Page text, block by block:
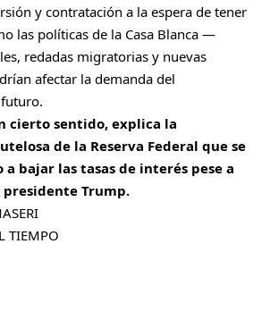
y contratación a la espera de tener
las políticas de la Casa Blanca —
redadas migratorias y nuevas
afectar la demanda del
cierto sentido, explica la
de la Reserva Federal que se
bajar las tasas de interés pese a
presidente Trump.
TIEMPO